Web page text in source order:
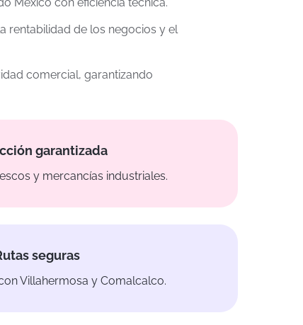
rentabilidad de los negocios y el
comercial, garantizando
garantizada
y mercancías industriales.
seguras
Villahermosa y Comalcalco.